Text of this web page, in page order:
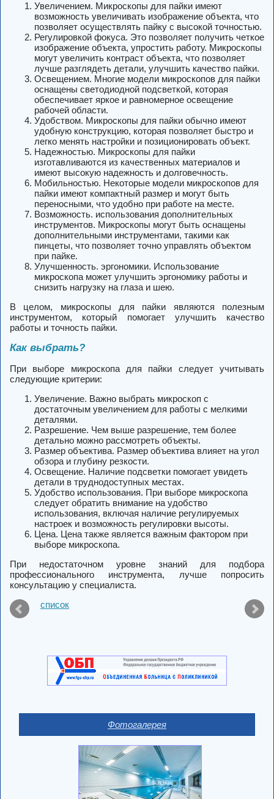
Увеличением. Микроскопы для пайки имеют
возможность увеличивать изображение объекта, что
позволяет осуществлять пайку с высокой точностью.
Регулировкой фокуса. Это позволяет получить четкое
изображение объекта, упростить работу. Микроскопы
могут увеличить контраст объекта, что позволяет
лучше разглядеть детали, улучшить качество пайки.
Освещением. Многие модели микроскопов для пайки
оснащены светодиодной подсветкой, которая
обеспечивает яркое и равномерное освещение
рабочей области.
Удобством. Микроскопы для пайки обычно имеют
удобную конструкцию, которая позволяет быстро и
легко менять настройки и позиционировать объект.
Надежностью. Микроскопы для пайки
изготавливаются из качественных материалов и
имеют высокую надежность и долговечность.
Мобильностью. Некоторые модели микроскопов для
пайки имеют компактный размер и могут быть
переносными, что удобно при работе на месте.
Возможность. использования дополнительных
инструментов. Микроскопы могут быть оснащены
дополнительными инструментами, такими как
пинцеты, что позволяет точно управлять объектом
при пайке.
Улучшенность. эргономики. Использование
микроскопа может улучшить эргономику работы и
снизить нагрузку на глаза и шею.
В целом, микроскопы для пайки являются полезным
инструментом, который помогает улучшить качество
работы и точность пайки.
Как выбрать?
При выборе микроскопа для пайки следует учитывать
следующие критерии:
Увеличение. Важно выбрать микроскоп с
достаточным увеличением для работы с мелкими
деталями.
Разрешение. Чем выше разрешение, тем более
детально можно рассмотреть объекты.
Размер объектива. Размер объектива влияет на угол
обзора и глубину резкости.
Освещение. Наличие подсветки помогает увидеть
детали в труднодоступных местах.
Удобство использования. При выборе микроскопа
следует обратить внимание на удобство
использования, включая наличие регулируемых
настроек и возможность регулировки высоты.
Цена. Цена также является важным фактором при
выборе микроскопа.
При недостаточном уровне знаний для подбора
профессионального инструмента, лучше попросить
консультацию у специалиста.
список
Фотогалерея